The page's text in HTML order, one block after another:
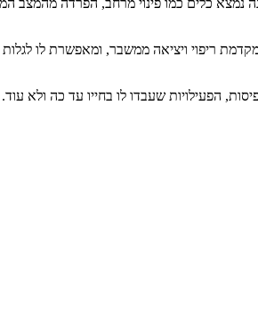
כלים כמו פינוי מרחב, הפרדה מהמצב
ריפוי ויציאה ממשבר, ומאפשרת לו
הפעילויות שעבדו לו בחייו עד כה ולא עוד.